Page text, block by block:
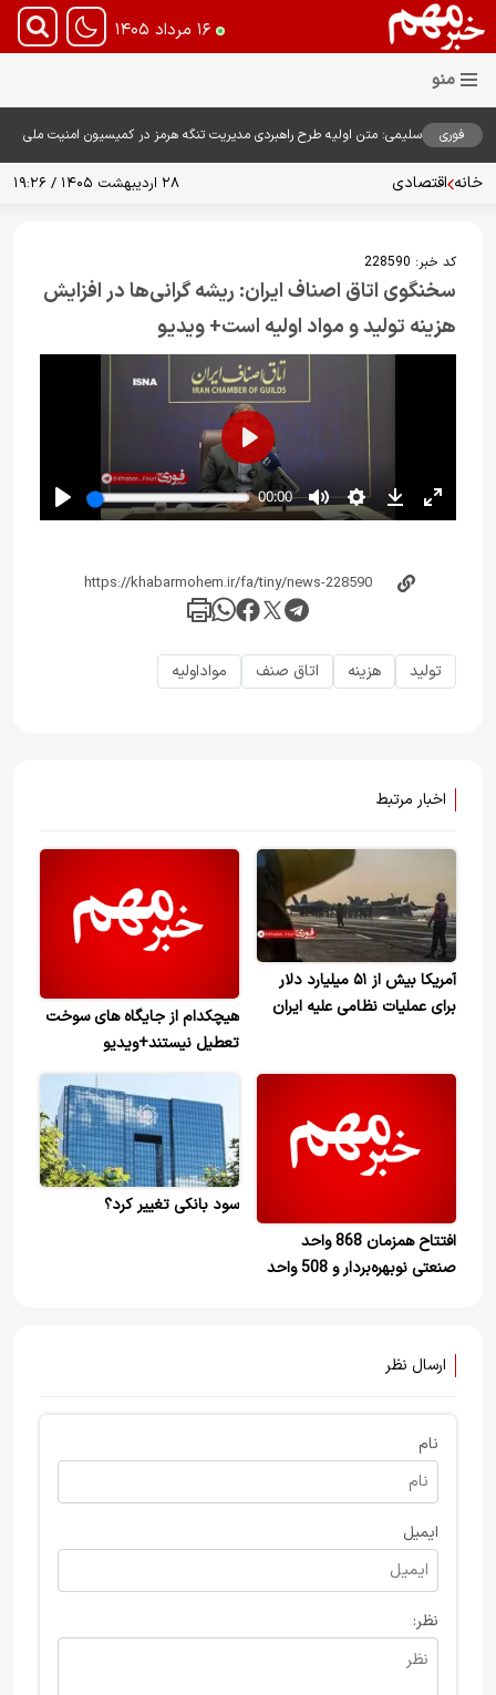
۱۶ مرداد ۱۴۰۵
فوری
سلیمی: متن اولیه طرح راهبردی مدیریت تنگه هرمز در کمیسیون امنیت ملی
خانه اقتصادی ۲۸ اردیبهشت ۱۴۰۵ / ۱۹:۲۶
کد خبر: 228590
سخنگوی اتاق اصناف ایران: ریشه گرانی‌ها در افزایش
هزینه تولید و مواد اولیه است+ ویدیو
تولید هزینه اتاق صنف مواداولیه
اخبار مرتبط
آمریکا بیش از ۵۱ میلیارد دلار
برای عملیات نظامی علیه ایران
هیچکدام از جایگاه های سوخت
تعطیل نیستند+ویدیو
افتتاح همزمان 868 واحد
صنعتی نو‌بهره‌بردار و 508 واحد
سود بانکی تغییر کرد؟
ارسال نظر
نام
ایمیل
نظر: